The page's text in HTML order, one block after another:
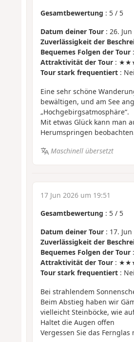
Gesamtbewertung : 5/ 5
Datum deiner Tour: 26. Jun
Zuverlässigkeit der
Bequemes Folgen der Tour
Attraktivität der Tour:
Tour stark frequentiert:
Eine sehr schöne
bewältigen, und am See
„Hochgebirgsatmosphäre“.
Mit etwas Glück kann man
Herumspringen
Maschinell übersetzt
17 Jun 2026 um 19:51
Gesamtbewertung : 5/ 5
Datum deiner Tour: 17. Jun
Zuverlässigkeit der
Bequemes Folgen der Tour
Attraktivität der Tour:
Tour stark frequentiert:
Bei strahlendem
Beim Abstieg haben wir
vielleicht Steinböcke, wie
Haltet die Augen offen
Vergessen Sie das Fernglas